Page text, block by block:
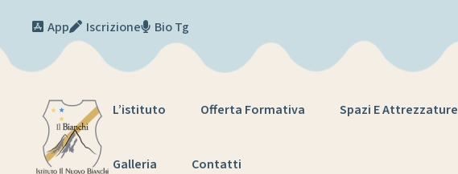
App
Iscrizione Bio Tg
L’istituto Offerta Formativa Spazi E Attrezzature
Galleria Contatti